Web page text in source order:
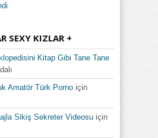
SEXY KIZLAR +
Kitap Gibi Tane Tane
Amatör Türk Porno için
Sikiş Sekreter Videosu için